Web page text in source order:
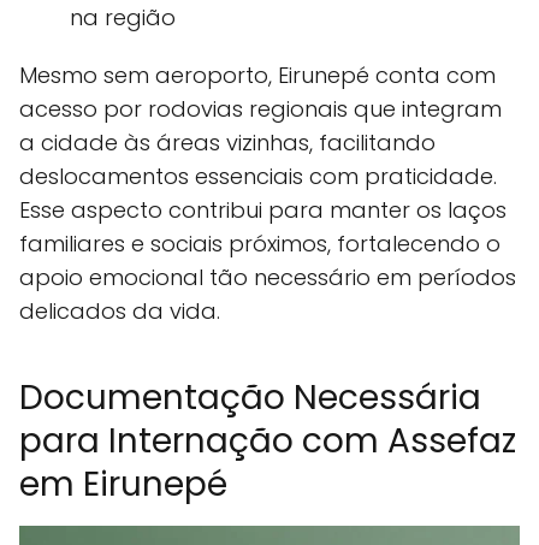
na região
Mesmo sem aeroporto, Eirunepé conta com
acesso por rodovias regionais que integram
a cidade às áreas vizinhas, facilitando
deslocamentos essenciais com praticidade.
Esse aspecto contribui para manter os laços
familiares e sociais próximos, fortalecendo o
apoio emocional tão necessário em períodos
delicados da vida.
Documentação Necessária
para Internação com Assefaz
em Eirunepé